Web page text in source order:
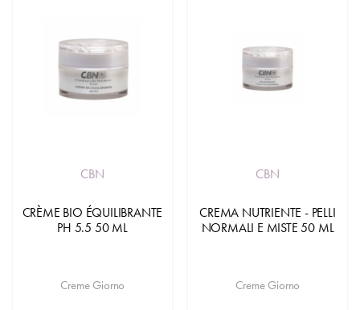
CBN
CRÈME BIO ÉQUILIBRANTE
PH 5.5 50 ML
Creme Giorno
CBN
CREMA NUTRIENTE - PELLI
NORMALI E MISTE 50 ML
Creme Giorno